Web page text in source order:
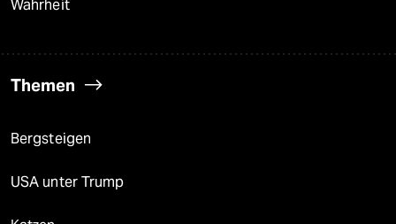
Wahrheit
Themen
Bergsteigen
USA unter Trump